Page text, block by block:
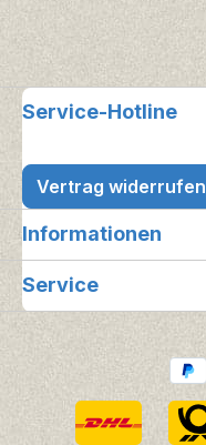
Service-Hotline
Vertrag widerrufen
Informationen
Service